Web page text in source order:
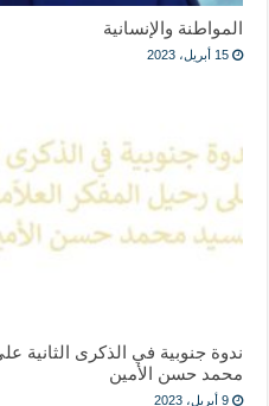
المواطنة والإنسانية
15 أبريل، 2023
ندوة جنوبية في الذكرى الثانية
محمد حسن الأمين
9 أبريل، 2023